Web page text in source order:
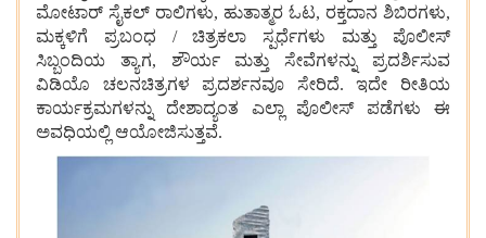
ಮೋಟಾರ್ ಸೈಕಲ್ ರಾಲಿಗಳು, ಹುತಾತ್ಮರ ಓಟ, ರಕ್ತದಾನ ಶಿಬಿರಗಳು,
ಮಕ್ಕಳಿಗೆ ಪ್ರಬಂಧ / ಚಿತ್ರಕಲಾ ಸ್ಪರ್ಧೆಗಳು ಮತ್ತು ಪೊಲೀಸ್
ಸಿಬ್ಬಂದಿಯ ತ್ಯಾಗ, ಶೌರ್ಯ ಮತ್ತು ಸೇವೆಗಳನ್ನು ಪ್ರದರ್ಶಿಸುವ
ವಿಡಿಯೊ ಚಲನಚಿತ್ರಗಳ ಪ್ರದರ್ಶನವೂ ಸೇರಿದೆ. ಇದೇ ರೀತಿಯ
ಕಾರ್ಯಕ್ರಮಗಳನ್ನು ದೇಶಾದ್ಯಂತ ಎಲ್ಲಾ ಪೊಲೀಸ್ ಪಡೆಗಳು ಈ
ಅವಧಿಯಲ್ಲಿ ಆಯೋಜಿಸುತ್ತವೆ.